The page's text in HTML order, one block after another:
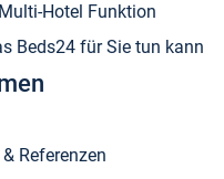
Hotel Funktion
Beds24 für Sie tun kann
Referenzen